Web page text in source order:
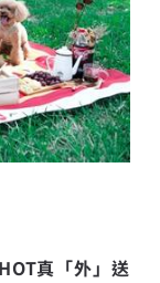
真「外」送